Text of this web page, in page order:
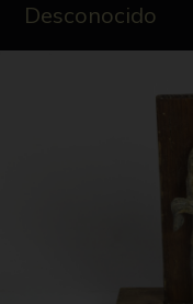
Desconocido